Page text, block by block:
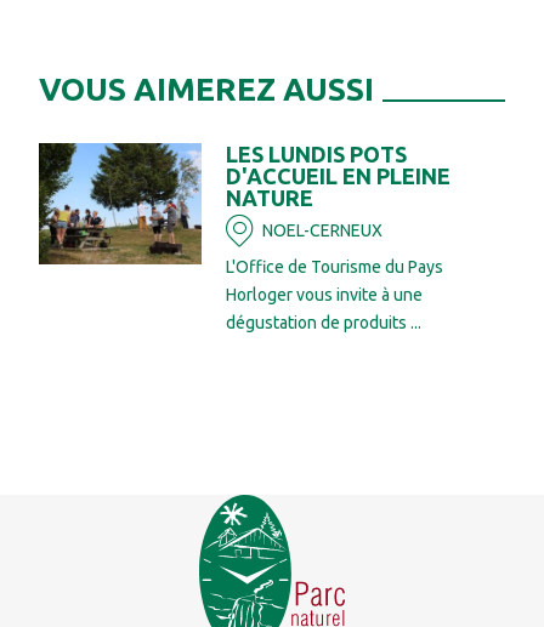
VOUS AIMEREZ AUSSI
LES LUNDIS POTS
D'ACCUEIL EN PLEINE
NATURE
NOEL-CERNEUX
L'Office de Tourisme du Pays
Horloger vous invite à une
dégustation de produits ...